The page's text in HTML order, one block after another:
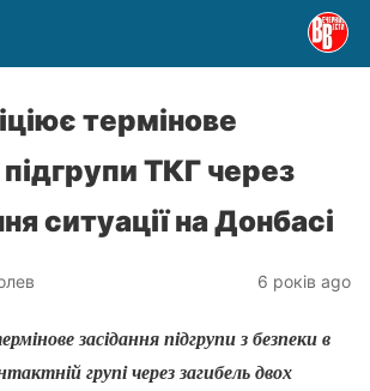
термінове
підгрупи ТКГ через
ситуації на Донбасі
6 років ago
засідання підгрупи з безпеки в
групі через загибель двох